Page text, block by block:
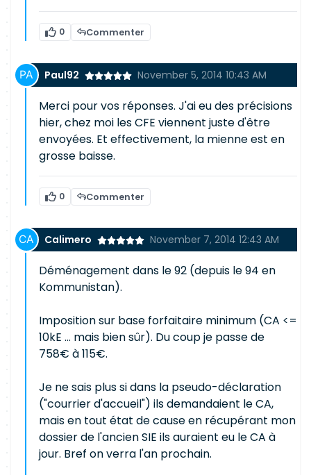
0 Commenter
Paul92 November 5, 2014 10:43 AM
Merci pour vos réponses. J'ai eu des précisions
hier, chez moi les CFE viennent juste d'être
envoyées. Et effectivement, la mienne est en
grosse baisse.
0 Commenter
Calimero November 7, 2014 12:43 AM
Déménagement dans le 92 (depuis le 94 en
Kommunistan).
Imposition sur base forfaitaire minimum (CA <=
10kE ... mais bien sûr). Du coup je passe de
758€ à 115€.
Je ne sais plus si dans la pseudo-déclaration
("courrier d'accueil") ils demandaient le CA,
mais en tout état de cause en récupérant mon
dossier de l'ancien SIE ils auraient eu le CA à
jour. Bref on verra l'an prochain.